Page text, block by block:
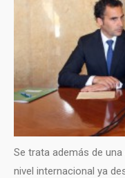
Se trata además de
nivel internacional ya